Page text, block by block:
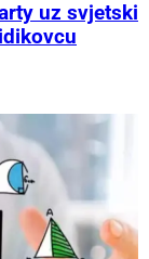
uz svjetski